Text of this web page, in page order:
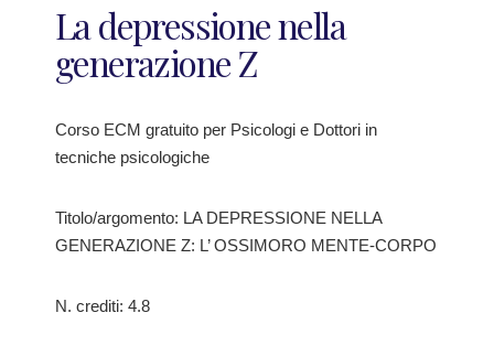
La depressione nella
generazione Z
Corso ECM gratuito per Psicologi e Dottori in
tecniche psicologiche
Titolo/argomento: LA DEPRESSIONE NELLA
GENERAZIONE Z: L’ OSSIMORO MENTE-CORPO
N. crediti: 4.8